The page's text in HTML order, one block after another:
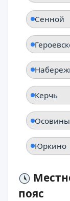
Сенной
Керчь
Осовины
Юркино
пояс